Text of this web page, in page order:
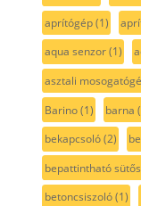
aprítógép(1)
aqua senzor(1)
asztali
Barino(1) barna
bekapcsoló(2)
bepattintható
betoncsiszoló(1)